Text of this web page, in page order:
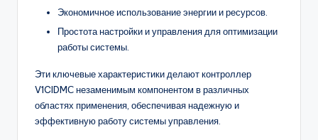
Экономичное использование энергии и ресурсов.
Простота настройки и управления для оптимизации
работы системы.
Эти ключевые характеристики делают контроллер
V1CIDMС незаменимым компонентом в различных
областях применения, обеспечивая надежную и
эффективную работу системы управления.